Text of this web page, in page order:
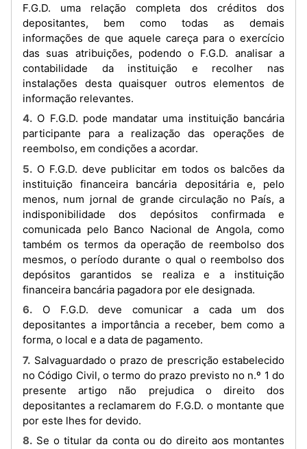
F.G.D. uma relação completa dos créditos dos
depositantes, bem como todas as demais
informações de que aquele careça para o exercício
das suas atribuições, podendo o F.G.D. analisar a
contabilidade da instituição e recolher nas
instalações desta quaisquer outros elementos de
informação relevantes.
4. O F.G.D. pode mandatar uma instituição bancária
participante para a realização das operações de
reembolso, em condições a acordar.
5. O F.G.D. deve publicitar em todos os balcões da
instituição financeira bancária depositária e, pelo
menos, num jornal de grande circulação no País, a
indisponibilidade dos depósitos confirmada e
comunicada pelo Banco Nacional de Angola, como
também os termos da operação de reembolso dos
mesmos, o período durante o qual o reembolso dos
depósitos garantidos se realiza e a instituição
financeira bancária pagadora por ele designada.
6. O F.G.D. deve comunicar a cada um dos
depositantes a importância a receber, bem como a
forma, o local e a data de pagamento.
7. Salvaguardado o prazo de prescrição estabelecido
no Código Civil, o termo do prazo previsto no n.º 1 do
presente artigo não prejudica o direito dos
depositantes a reclamarem do F.G.D. o montante que
por este lhes for devido.
8. Se o titular da conta ou do direito aos montantes